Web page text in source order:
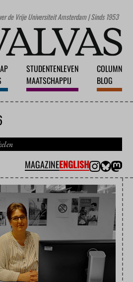
de Vrije Universiteit Amsterdam | Sinds 1953
STUDENTENLEVEN
MAATSCHAPPIJ
COLUMN
BLOG
MAGAZINEENGLISH